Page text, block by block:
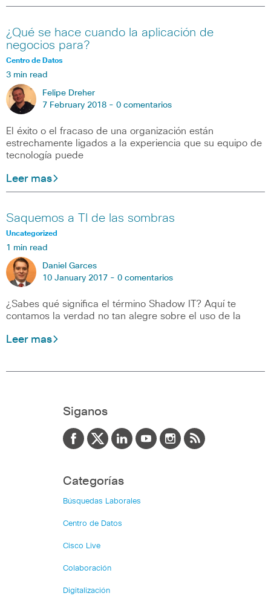
¿Qué se hace cuando la aplicación de
negocios para?
Centro de Datos
3 min read
Felipe Dreher
7 February 2018 - 0 comentarios
El éxito o el fracaso de una organización están
estrechamente ligados a la experiencia que su equipo de
tecnología puede
Leer mas
Saquemos a TI de las sombras
Uncategorized
1 min read
Daniel Garces
10 January 2017 - 0 comentarios
¿Sabes qué significa el término Shadow IT? Aquí te
contamos la verdad no tan alegre sobre el uso de la
Leer mas
Siganos
Categorías
Búsquedas Laborales
Centro de Datos
Cisco Live
Colaboración
Digitalización